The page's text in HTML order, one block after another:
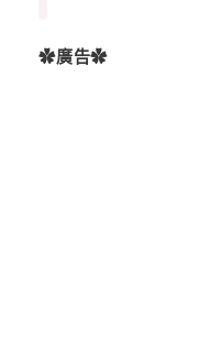
✿廣告✿